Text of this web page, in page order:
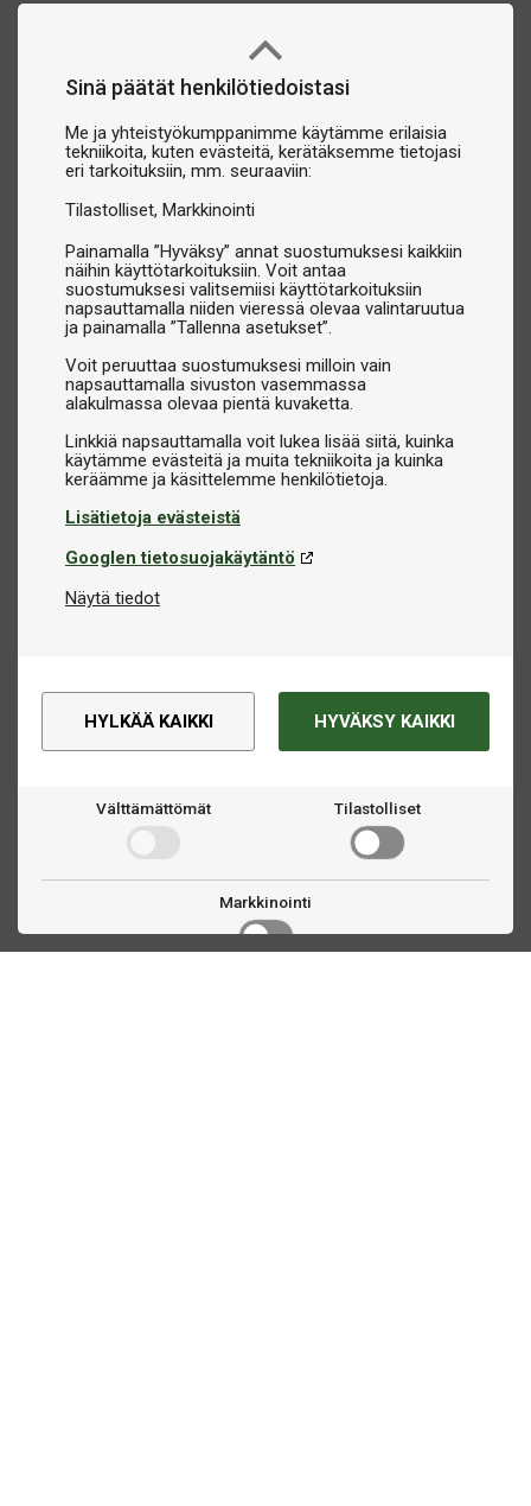
Sinä päätät henkilötiedoistasi
Me ja yhteistyökumppanimme käytämme erilaisia
tekniikoita, kuten evästeitä, kerätäksemme tietojasi
eri tarkoituksiin, mm. seuraaviin:
Tilastolliset Markkinointi
Painamalla ”Hyväksy” annat suostumuksesi kaikkiin
näihin käyttötarkoituksiin. Voit antaa
suostumuksesi valitsemiisi käyttötarkoituksiin
napsauttamalla niiden vieressä olevaa valintaruutua
ja painamalla ”Tallenna asetukset”.
Voit peruuttaa suostumuksesi milloin vain
napsauttamalla sivuston vasemmassa
alakulmassa olevaa pientä kuvaketta.
Linkkiä napsauttamalla voit lukea lisää siitä, kuinka
käytämme evästeitä ja muita tekniikoita ja kuinka
Lisätietoja evästeistä
Googlen tietosuojakäytäntö
Näytä tiedot
HYLKÄÄ KAIKKI HYVÄKSY KAIKKI
Välttämättömät Tilastolliset
Markkinointi